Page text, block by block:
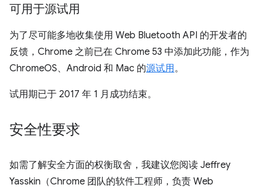
可用于源试用
为了尽可能多地收集使用 Web Bluetooth API 的开发者的
反馈，Chrome 之前已在 Chrome 53 中添加此功能，作为
ChromeOS、Android 和 Mac 的源试用。
试用期已于 2017 年 1 月成功结束。
安全性要求
如需了解安全方面的权衡取舍，我建议您阅读 Jeffrey
Yasskin（Chrome 团队的软件工程师，负责 Web